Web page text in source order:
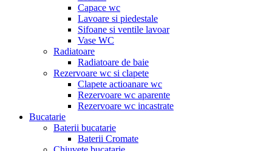
Capace wc
Lavoare si piedestale
Sifoane si ventile lavoar
Vase WC
Radiatoare
Radiatoare de baie
Rezervoare wc si clapete
Clapete actioanare wc
Rezervoare wc aparente
Rezervoare wc incastrate
Bucatarie
Baterii bucatarie
Baterii Cromate